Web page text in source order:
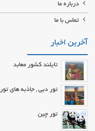
درباره ما
تماس با ما
آخرین اخبار
تایلند کشور معابد
تور دبی , جاذبه های
تور چین